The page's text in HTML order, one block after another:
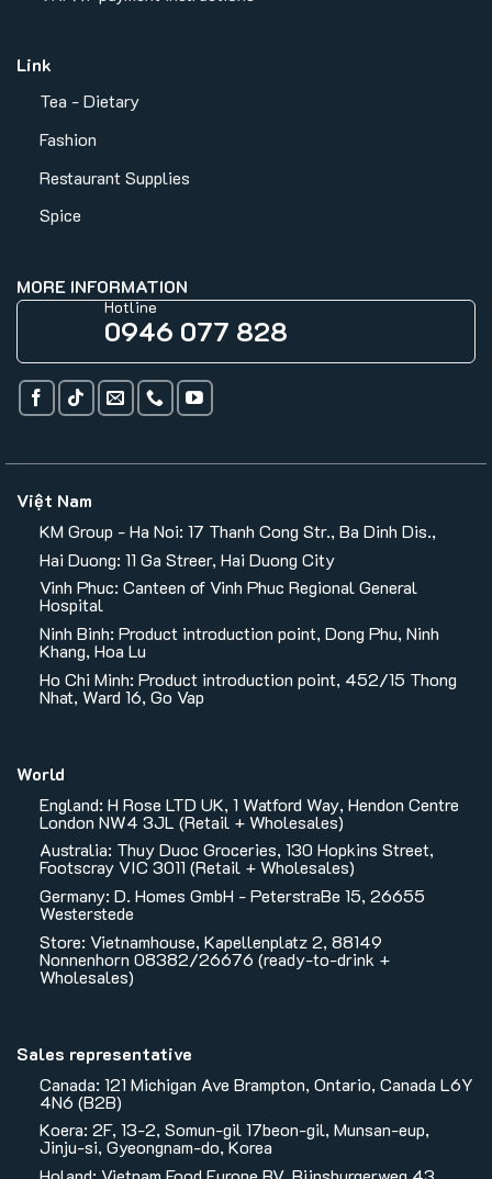
Link
Tea - Dietary
Fashion
Restaurant Supplies
Spice
MORE INFORMATION
Hotline
0946 077 828
Việt Nam
KM Group - Ha Noi: 17 Thanh Cong Str., Ba Dinh Dis.,
Hai Duong: 11 Ga Streer, Hai Duong City
Vinh Phuc: Canteen of Vinh Phuc Regional General
Hospital
Ninh Binh: Product introduction point, Dong Phu, Ninh
Khang, Hoa Lu
Ho Chi Minh: Product introduction point, 452/15 Thong
Nhat, Ward 16, Go Vap
World
England: H Rose LTD UK, 1 Watford Way, Hendon Centre
London NW4 3JL (Retail + Wholesales)
Australia: Thuy Duoc Groceries, 130 Hopkins Street,
Footscray VIC 3011 (Retail + Wholesales)
Germany: D. Homes GmbH - PeterstraBe 15, 26655
Westerstede
Store: Vietnamhouse, Kapellenplatz 2, 88149
Nonnenhorn 08382/26676 (ready-to-drink +
Wholesales)
Sales representative
Canada: 121 Michigan Ave Brampton, Ontario, Canada L6Y
4N6 (B2B)
Koera: 2F, 13-2, Somun-gil 17beon-gil, Munsan-eup,
Jinju-si, Gyeongnam-do, Korea